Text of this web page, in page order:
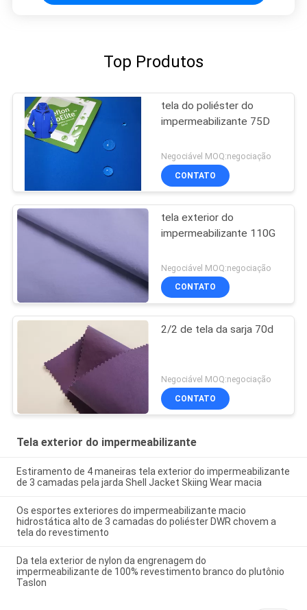
Top Produtos
tela do poliéster do
impermeabilizante 75D
Negociável MOQ:negociação
CONTATO
tela exterior do
impermeabilizante 110G
Negociável MOQ:negociação
CONTATO
2/2 de tela da sarja 70d
Negociável MOQ:negociação
CONTATO
Tela exterior do impermeabilizante
Estiramento de 4 maneiras tela exterior do impermeabilizante
de 3 camadas pela jarda Shell Jacket Skiing Wear macia
Os esportes exteriores do impermeabilizante macio
hidrostática alto de 3 camadas do poliéster DWR chovem a
tela do revestimento
Da tela exterior de nylon da engrenagem do
impermeabilizante de 100% revestimento branco do plutônio
Taslon